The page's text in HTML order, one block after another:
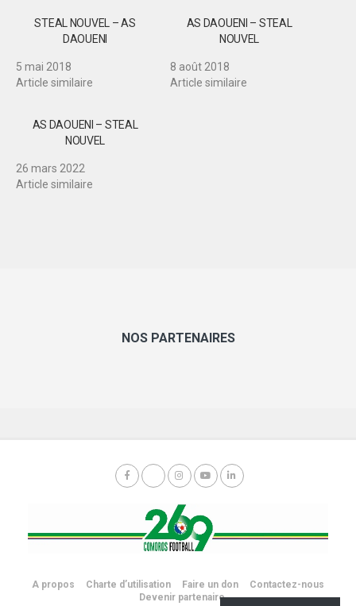
STEAL NOUVEL – AS
DAOUENI
5 mai 2018
Article similaire
AS DAOUENI – STEAL
NOUVEL
8 août 2018
Article similaire
AS DAOUENI – STEAL
NOUVEL
26 mars 2022
Article similaire
NOS PARTENAIRES
A propos Charte d’utilisation Faire un don
Contactez-nous
Devenir partenaire